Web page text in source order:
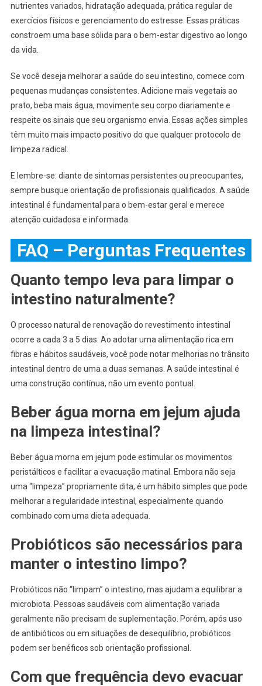
nutrientes variados, hidratação adequada, prática regular de
exercícios físicos e gerenciamento do estresse. Essas práticas
constroem uma base sólida para o bem-estar digestivo ao longo
da vida.
Se você deseja melhorar a saúde do seu intestino, comece com
pequenas mudanças consistentes. Adicione mais vegetais ao
prato, beba mais água, movimente seu corpo diariamente e
respeite os sinais que seu organismo envia. Essas ações simples
têm muito mais impacto positivo do que qualquer protocolo de
limpeza radical.
E lembre-se: diante de sintomas persistentes ou preocupantes,
sempre busque orientação de profissionais qualificados. A saúde
intestinal é fundamental para o bem-estar geral e merece
atenção cuidadosa e informada.
FAQ – Perguntas Frequentes
Quanto tempo leva para limpar o
intestino naturalmente?
O processo natural de renovação do revestimento intestinal
ocorre a cada 3 a 5 dias. Ao adotar uma alimentação rica em
fibras e hábitos saudáveis, você pode notar melhorias no trânsito
intestinal dentro de uma a duas semanas. A saúde intestinal é
uma construção contínua, não um evento pontual.
Beber água morna em jejum ajuda
na limpeza intestinal?
Beber água morna em jejum pode estimular os movimentos
peristálticos e facilitar a evacuação matinal. Embora não seja
uma “limpeza” propriamente dita, é um hábito simples que pode
melhorar a regularidade intestinal, especialmente quando
combinado com uma dieta adequada.
Probióticos são necessários para
manter o intestino limpo?
Probióticos não “limpam” o intestino, mas ajudam a equilibrar a
microbiota. Pessoas saudáveis com alimentação variada
geralmente não precisam de suplementação. Porém, após uso
de antibióticos ou em situações de desequilíbrio, probióticos
podem ser benéficos sob orientação profissional.
Com que frequência devo evacuar